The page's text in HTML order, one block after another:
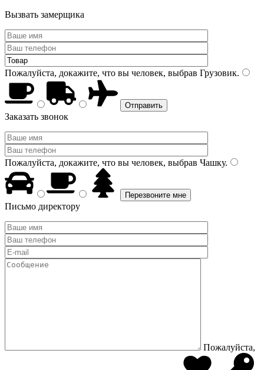
Вызвать замерщика
Пожалуйста, докажите, что вы человек, выбрав Грузовик.
Заказать звонок
Пожалуйста, докажите, что вы человек, выбрав Чашку.
Письмо директору
Пожалуйста,